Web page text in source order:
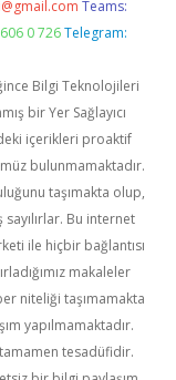
Teams:
0 726 Telegram:
Bilgi Teknolojileri
bir Yer Sağlayıcı
içerikleri proaktif
bulunmamaktadır.
taşımakta olup,
Bu internet
ile hiçbir bağlantısı
makaleler
niteliği taşımamakta
yapılmamaktadır.
tesadüfidir.